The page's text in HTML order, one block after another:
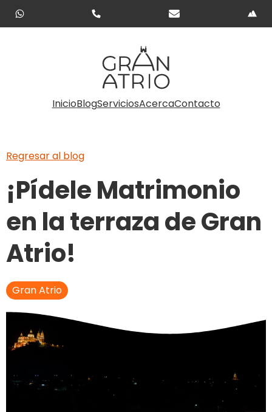
InicioBlogServiciosAcercaContacto
Regresar al blog
¡Pídele Matrimonio
en la terraza de Gran
Atrio!
Gran Atrio